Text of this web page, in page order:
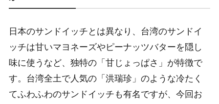
日本のサンドイッチとは異なり、台湾のサンドイ
ッチは甘いマヨネーズやピーナッツバターを隠し
味に使うなど、独特の「甘じょっぱさ」が特徴で
す。台湾全土で人気の「洪瑞珍」のような冷たく
てふわふわのサンドイッチも有名ですが、今回お